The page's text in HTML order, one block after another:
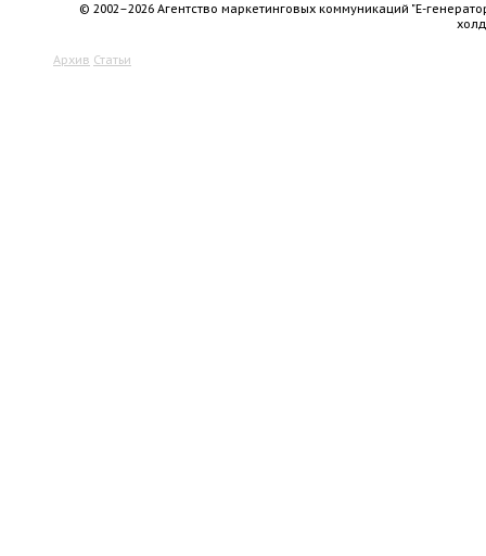
© 2002–2026 Агентство маркетинговых коммуникаций "Е-
Архив Статьи